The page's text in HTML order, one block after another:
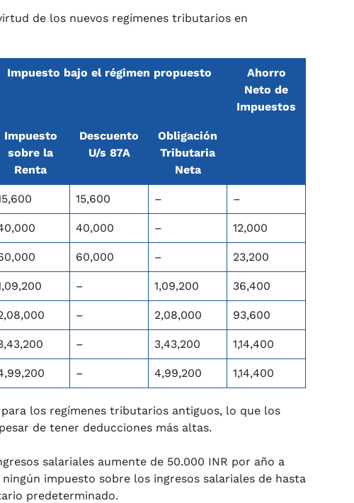
de los nuevos regímenes tributarios en
Impuesto bajo el régimen propuesto
Ahorro
Neto de
Impuestos
Impuesto
sobre la
Renta
Descuento
U/s 87A
Obligación
Tributaria
Neta
15,600 – –
40,000 – 12,000
60,000 – 23,200
– 1,09,200 36,400
– 2,08,000 93,600
– 3,43,200 1,14,400
– 4,99,200 1,14,400
los regímenes tributarios antiguos, lo que los
de tener deducciones más altas.
salariales aumente de 50.000 INR por año a
impuesto sobre los ingresos salariales de hasta
predeterminado.